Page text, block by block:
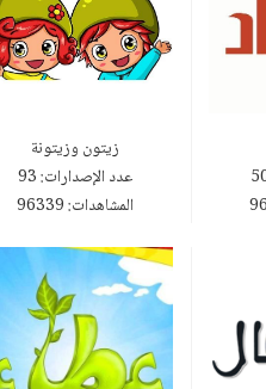
زيتون وزيتونة
عدد الإصدارات: 93
المشاهدات: 96339